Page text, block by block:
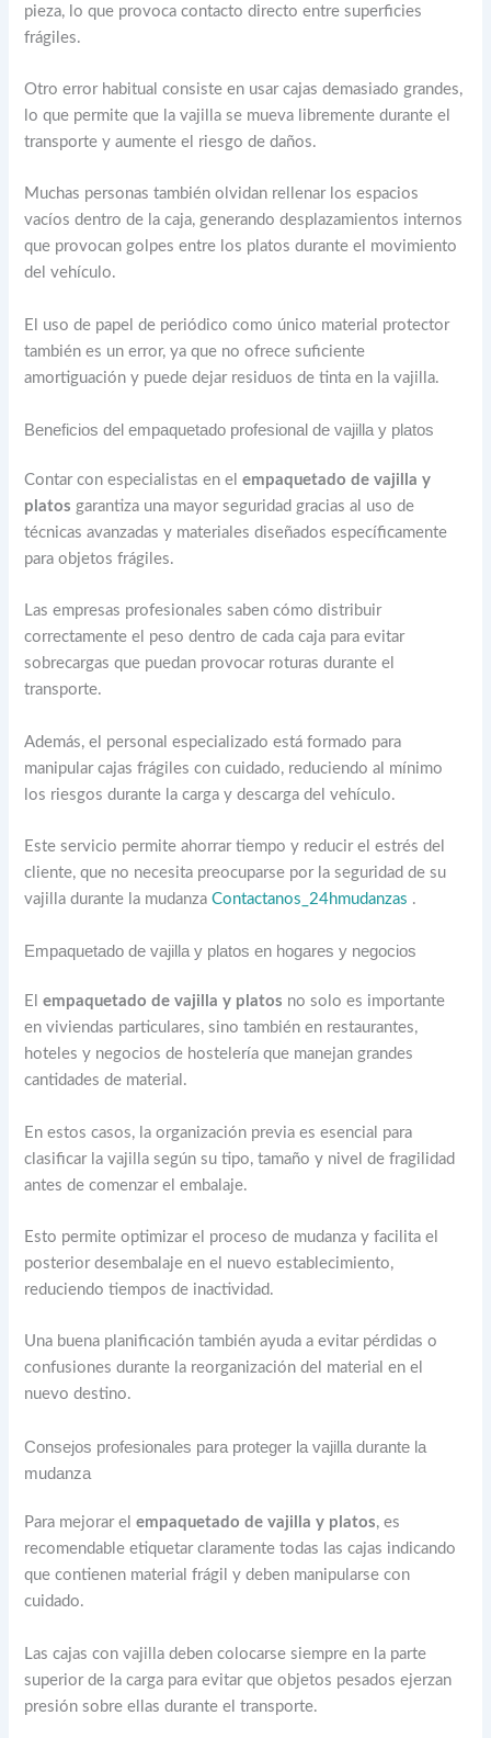
pieza, lo que provoca contacto directo entre superficies
frágiles.
Otro error habitual consiste en usar cajas demasiado grandes,
lo que permite que la vajilla se mueva libremente durante el
transporte y aumente el riesgo de daños.
Muchas personas también olvidan rellenar los espacios
vacíos dentro de la caja, generando desplazamientos internos
que provocan golpes entre los platos durante el movimiento
del vehículo.
El uso de papel de periódico como único material protector
también es un error, ya que no ofrece suficiente
amortiguación y puede dejar residuos de tinta en la vajilla.
Beneficios del empaquetado profesional de vajilla y platos
Contar con especialistas en elempaquetado de vajilla y
platos garantiza una mayor seguridad gracias al uso de
técnicas avanzadas y materiales diseñados específicamente
para objetos frágiles.
Las empresas profesionales saben cómo distribuir
correctamente el peso dentro de cada caja para evitar
sobrecargas que puedan provocar roturas durante el
transporte.
Además, el personal especializado está formado para
manipular cajas frágiles con cuidado, reduciendo al mínimo
los riesgos durante la carga y descarga del vehículo.
Este servicio permite ahorrar tiempo y reducir el estrés del
cliente, que no necesita preocuparse por la seguridad de su
vajilla durante la mudanzaContactanos_24hmudanzas .
Empaquetado de vajilla y platos en hogares y negocios
Elempaquetado de vajilla y platos no solo es importante
en viviendas particulares, sino también en restaurantes,
hoteles y negocios de hostelería que manejan grandes
cantidades de material.
En estos casos, la organización previa es esencial para
clasificar la vajilla según su tipo, tamaño y nivel de fragilidad
antes de comenzar el embalaje.
Esto permite optimizar el proceso de mudanza y facilita el
posterior desembalaje en el nuevo establecimiento,
reduciendo tiempos de inactividad.
Una buena planificación también ayuda a evitar pérdidas o
confusiones durante la reorganización del material en el
nuevo destino.
Consejos profesionales para proteger la vajilla durante la
mudanza
Para mejorar elempaquetado de vajilla y platos, es
recomendable etiquetar claramente todas las cajas indicando
que contienen material frágil y deben manipularse con
cuidado.
Las cajas con vajilla deben colocarse siempre en la parte
superior de la carga para evitar que objetos pesados ejerzan
presión sobre ellas durante el transporte.